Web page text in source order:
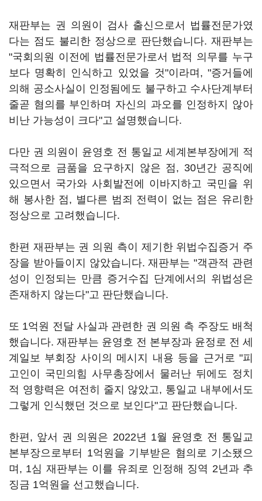
재판부는 권 의원이 검사 출신으로서 법률전문가였
다는 점도 불리한 정상으로 판단했습니다. 재판부는
"국회의원 이전에 법률전문가로서 법적 의무를 누구
보다 명확히 인식하고 있었을 것"이라며, "증거들에
의해 공소사실이 인정됨에도 불구하고 수사단계부터
줄곧 혐의를 부인하며 자신의 과오를 인정하지 않아
비난 가능성이 크다"고 설명했습니다.
다만 권 의원이 윤영호 전 통일교 세계본부장에게 적
극적으로 금품을 요구하지 않은 점, 30년간 공직에
있으면서 국가와 사회발전에 이바지하고 국민을 위
해 봉사한 점, 별다른 범죄 전력이 없는 점은 유리한
정상으로 고려했습니다.
한편 재판부는 권 의원 측이 제기한 위법수집증거 주
장을 받아들이지 않았습니다. 재판부는 "객관적 관련
성이 인정되는 만큼 증거수집 단계에서의 위법성은
존재하지 않는다"고 판단했습니다.
또 1억원 전달 사실과 관련한 권 의원 측 주장도 배척
했습니다. 재판부는 윤영호 전 본부장과 윤정로 전 세
계일보 부회장 사이의 메시지 내용 등을 근거로 "피
고인이 국민의힘 사무총장에서 물러난 뒤에도 정치
적 영향력은 여전히 줄지 않았고, 통일교 내부에서도
그렇게 인식했던 것으로 보인다"고 판단했습니다.
한편, 앞서 권 의원은 2022년 1월 윤영호 전 통일교
본부장으로부터 1억원을 기부받은 혐의로 기소됐으
며, 1심 재판부는 이를 유죄로 인정해 징역 2년과 추
징금 1억원을 선고했습니다.